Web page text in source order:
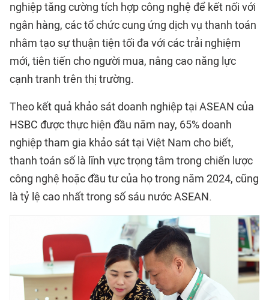
nghiệp tăng cường tích hợp công nghệ để kết nối với
ngân hàng, các tổ chức cung ứng dịch vụ thanh toán
nhằm tạo sự thuận tiện tối đa với các trải nghiệm
mới, tiên tiến cho người mua, nâng cao năng lực
cạnh tranh trên thị trường.
Theo kết quả khảo sát doanh nghiệp tại ASEAN của
HSBC được thực hiện đầu năm nay, 65% doanh
nghiệp tham gia khảo sát tại Việt Nam cho biết,
thanh toán số là lĩnh vực trọng tâm trong chiến lược
công nghệ hoặc đầu tư của họ trong năm 2024, cũng
là tỷ lệ cao nhất trong số sáu nước ASEAN.